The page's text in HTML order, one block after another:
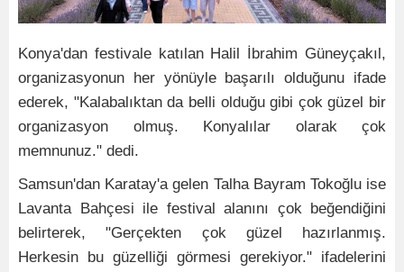
Konya'dan festivale katılan Halil İbrahim Güneyçakıl,
organizasyonun her yönüyle başarılı olduğunu ifade
ederek, "Kalabalıktan da belli olduğu gibi çok güzel bir
organizasyon olmuş. Konyalılar olarak çok
memnunuz." dedi.
Samsun'dan Karatay'a gelen Talha Bayram Tokoğlu ise
Lavanta Bahçesi ile festival alanını çok beğendiğini
belirterek, "Gerçekten çok güzel hazırlanmış.
Herkesin bu güzelliği görmesi gerekiyor." ifadelerini